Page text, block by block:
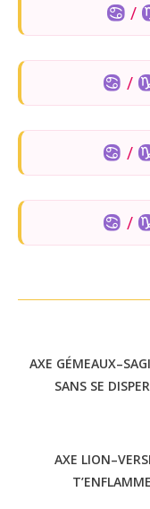
/
/
/
/
AXE
SANS SE
AXE